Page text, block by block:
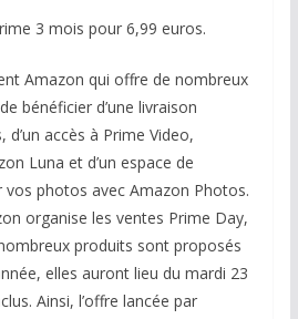
3 mois pour 6,99 euros.
Amazon qui offre de nombreux
bénéficier d’une livraison
accès à Prime Video,
Luna et d’un espace de
photos avec Amazon Photos.
organise les ventes Prime Day,
produits sont proposés
elles auront lieu du mardi 23
Ainsi, l’offre lancée par